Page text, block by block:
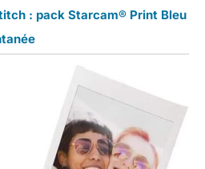
: pack Starcam® Print Bleu